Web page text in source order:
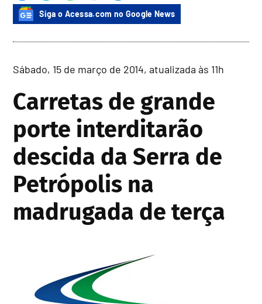
Siga o Acessa.com no Google News
Sábado, 15 de março de 2014, atualizada às 11h
Carretas de grande
porte interditarão
descida da Serra de
Petrópolis na
madrugada de terça